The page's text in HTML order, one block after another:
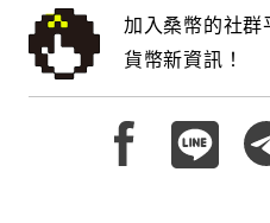
加入桑幣的社群
貨幣新資訊！